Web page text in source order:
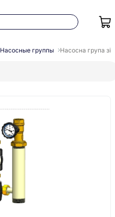
Насосные группы Насосна група